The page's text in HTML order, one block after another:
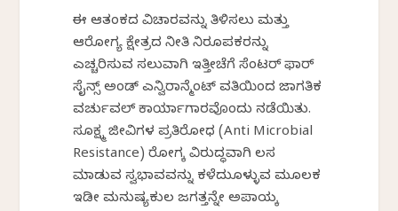
ಈ ಆತಂಕದ ವಿಚಾರವನ್ನು ತಿಳಿಸಲು ಮತ್ತು
ಆರೋಗ್ಯ ಕ್ಷೇತ್ರದ ನೀತಿ ನಿರೂಪಕರನ್ನು
ಎಚ್ಚರಿಸುವ ಸಲುವಾಗಿ ಇತ್ತೀಚೆಗೆ ಸೆಂಟರ್ ಫಾರ್
ಸೈನ್ಸ್ ಅಂಡ್ ಎನ್ವಿರಾನ್ಮೆಂಟ್ ವತಿಯಿಂದ ಜಾಗತಿಕ
ವರ್ಚುವಲ್ ಕಾರ್ಯಾಗಾರವೊಂದು ನಡೆಯಿತು.
ಸೂಕ್ಷ್ಮ ಜೀವಿಗಳ ಪ್ರತಿರೋಧ (Anti Microbial
Resistance) ರೋಗಕ್ಕೆ ವಿರುದ್ಧವಾಗಿ ಕೆಲಸ
ಮಾಡುವ ಸ್ವಭಾವವನ್ನು ಕಳೆದುಕೊಳ್ಳುವ ಮೂಲಕ
ಇಡೀ ಮನುಷ್ಯಕುಲ ಜಗತ್ತನ್ನೇ ಅಪಾಯಕ್ಕೆ